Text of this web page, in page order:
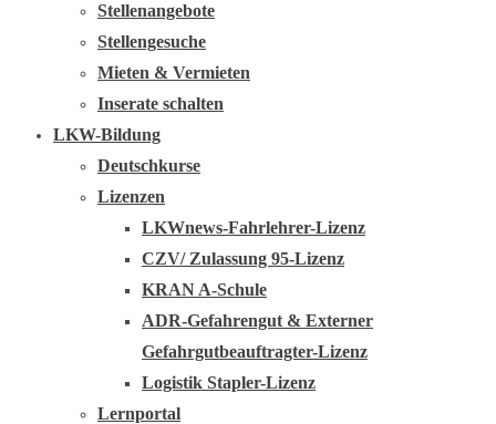
Stellenangebote
Stellengesuche
Mieten & Vermieten
Inserate schalten
LKW-Bildung
Deutschkurse
Lizenzen
LKWnews-Fahrlehrer-Lizenz
CZV/ Zulassung 95-Lizenz
KRAN A-Schule
ADR-Gefahrengut & Externer
Gefahrgutbeauftragter-Lizenz
Logistik Stapler-Lizenz
Lernportal